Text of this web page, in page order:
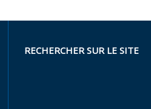
RECHERCHER SUR LE SITE